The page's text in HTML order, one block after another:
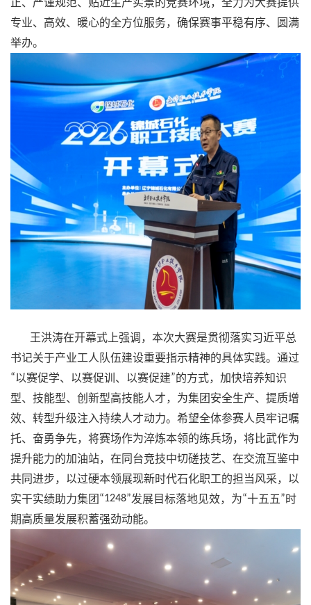
专业、高效、暖心的全方位服务，确保赛事平稳有序、圆满
举办。
王洪涛在开幕式上强调，本次大赛是贯彻落实习近平总
书记关于产业工人队伍建设重要指示精神的具体实践。通过
“以赛促学、以赛促训、以赛促建”的方式，加快培养知识
型、技能型、创新型高技能人才，为集团安全生产、提质增
效、转型升级注入持续人才动力。希望全体参赛人员牢记嘱
托、奋勇争先，将赛场作为淬炼本领的练兵场，将比武作为
提升能力的加油站，在同台竞技中切磋技艺、在交流互鉴中
共同进步，以过硬本领展现新时代石化职工的担当风采，以
实干实绩助力集团 “1248”发展目标落地见效，为“十五五”时
期高质量发展积蓄强劲动能。